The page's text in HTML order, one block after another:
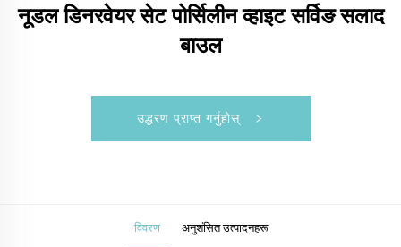
नूडल डिनरवेयर सेट पोर्सिलीन व्हाइट सर्विङ सलाद
बाउल
उद्धरण प्राप्त गर्नुहोस्
विवरण अनुशंसित उत्पादनहरू